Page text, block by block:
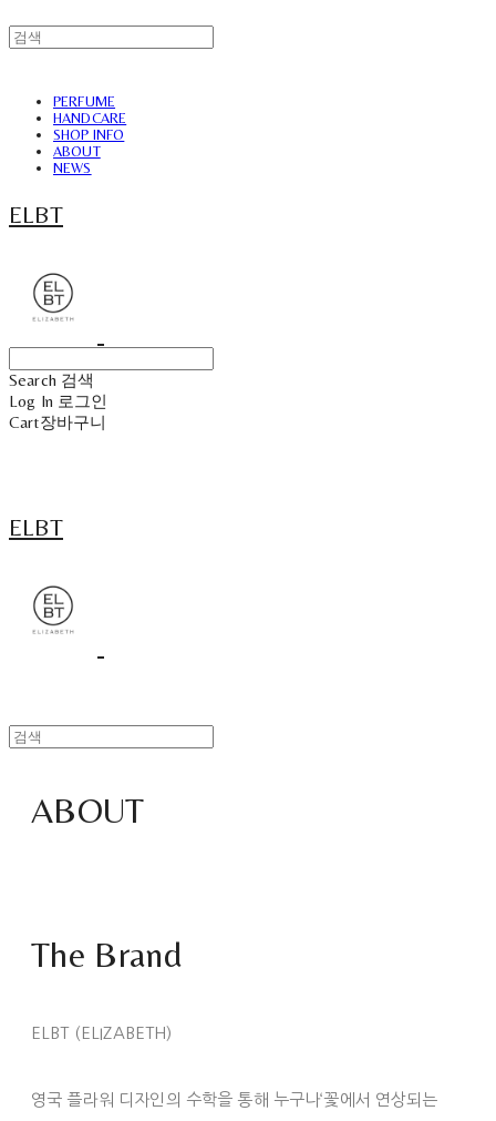
PERFUME
HANDCARE
SHOP INFO
ABOUT
NEWS
ELBT
Search 검색
Log In 로그인
Cart장바구니
ELBT
ABOUT
The Brand
ELBT (ELIZABETH)
영국 플라워 디자인의 수학을 통해 누구나‘꽃에서 연상되는